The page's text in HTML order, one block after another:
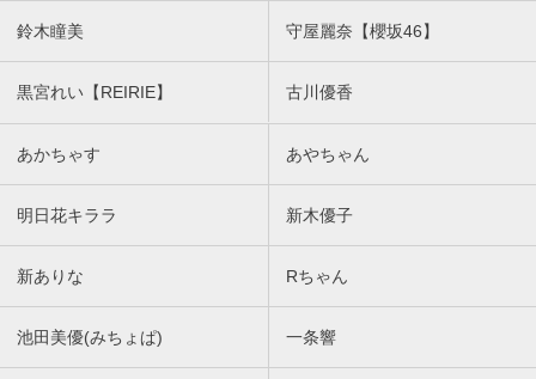
鈴木瞳美 守屋麗奈【櫻坂46】
黒宮れい【REIRIE】 古川優香
あかちゃす あやちゃん
明日花キララ 新木優子
新ありな Rちゃん
池田美優(みちょぱ) 一条響